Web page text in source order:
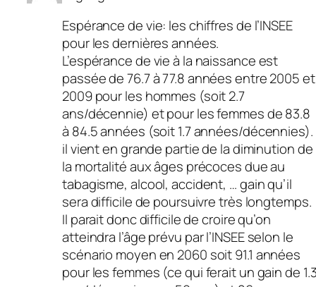
Espérance de vie: les chiffres de l’INSEE
pour les dernières années.
L’espérance de vie à la naissance est
passée de 76.7 à 77.8 années entre 2005 et
2009 pour les hommes (soit 2.7
ans/décennie) et pour les femmes de 83.8
à 84.5 années (soit 1.7 années/décennies).
il vient en grande partie de la diminution de
la mortalité aux âges précoces due au
tabagisme, alcool, accident, … gain qu’il
sera difficile de poursuivre très longtemps.
Il parait donc difficile de croire qu’on
atteindra l’âge prévu par l’INSEE selon le
scénario moyen en 2060 soit 91.1 années
pour les femmes (ce qui ferait un gain de